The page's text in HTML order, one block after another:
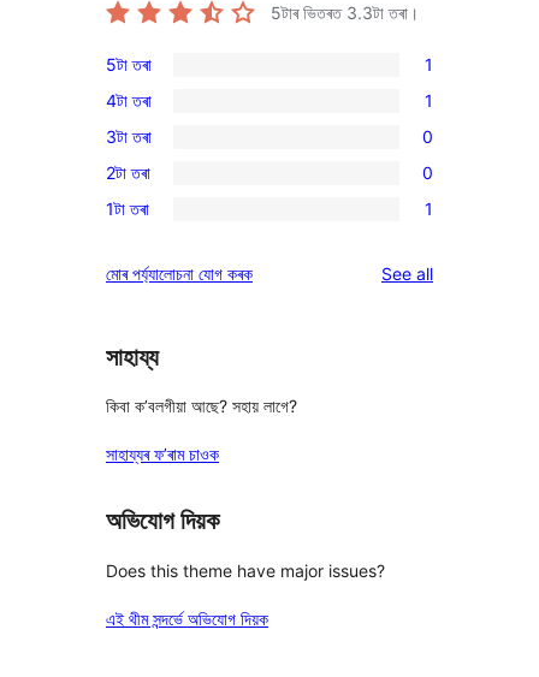
5টাৰ ভিতৰত 3.3টা তৰা।
1
5-
star
review
5টা তৰা 1
1
4-
star
review
4টা তৰা 1
0
3-
star
3টা তৰা 0
0
2-
reviews
2টা তৰা 0
1
star
1টা তৰা 1
মোৰ পৰ্য্যালোচনা যোগ কৰক See allreviews
সাহায্য
কিবা ক’বলগীয়া আছে? সহায় লাগে?
সাহায্যৰ ফ’ৰাম চাওক
অভিযোগ দিয়ক
Does this theme have major issues?
এই থীম সন্দৰ্ভে অভিযোগ দিয়ক